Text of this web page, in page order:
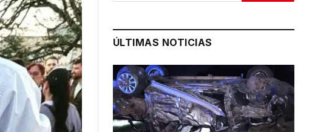
ÚLTIMAS NOTICIAS